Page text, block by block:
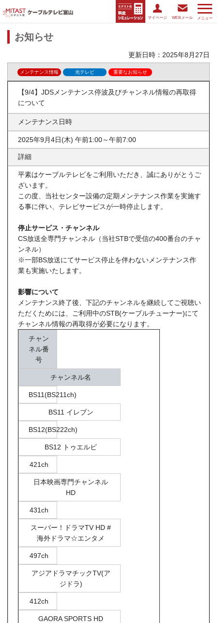
メニュー
マイページ WEBメール
お知らせ
更新日時：2025年8月27日
メンテナンス情報 光テレビ 重要なお知らせ
【9/4】JDSメンテナンス停波及びチャンネル情報の再取得
について
メンテナンス日時
2025年9月4日(木) 午前1:00～午前7:00
詳細
平素はケーブルテレビをご利用いただき、誠にありがとうご
ざいます。
この度、 当社センター設備の定期メンテナンス作業を実施す
る事に伴い、テレビサービスが一時停止します。
停止サービス・チャンネル
CS放送全専門チャンネル（当社STBで受信の400番台のチャ
ンネル）
※一部BS放送にてサービス停止を伴わないメンテナンス作
業も実施いたします。
影響について
メンテナンス終了後、下記のチャンネルを継続してご視聴い
ただくためには、ご利用中のSTB(ケーブルチューナー)にて
チャンネル情報の再取得が必要になります。
チャン
ネル番
号
チャンネル名
BS11(BS211ch)
BS11 イレブン
BS12(BS222ch)
BS12 トゥエルビ
421ch
日本映画専門チャンネル
HD
431ch
スーパー！ドラマTV HD #
海外ドラマ☆エンタメ
497ch
アジアドラマチックTV(ア
ジドラ)
412ch
GAORA SPORTS HD